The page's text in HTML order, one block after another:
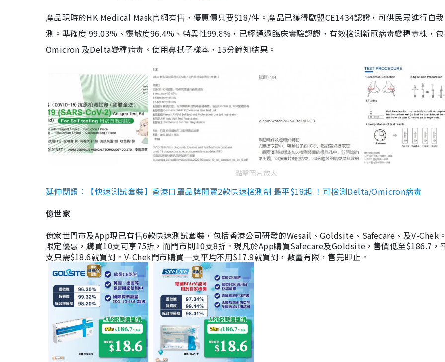
產品現時於HK Medical Mask官網有售，優惠價只要$18/件。產品已獲得歐盟CE1434認證，可供民眾進行自
測。準確度 99.03%、靈敏度96.4%、特異性99.8%，已經通過臨床實驗認證，有效檢測新冠病毒變種毒株，
Omicron 及Delta變種病毒。使用鼻拭子樣本，15分鐘知結果。
點擊圖片放大
延伸閱讀：【快速測試套裝】香港口罩品牌開賣2款快速檢測劑 最平$18起 ！可檢測Delta/Omicron病毒
億世家
億家世門市及App現已有售6款快速測試套裝，包括香港公司研發的Wesail、Goldsite、Safecare、及V-Chek
限定優惠，購買10支可享75折，而門市則10支8折。現凡於App購買Safecare及Goldsite，售價低至$186.7，
支只需$18.6就買到。V-Chek門市購買一支平均不用$17.9就買到，數量有限，售完即止。